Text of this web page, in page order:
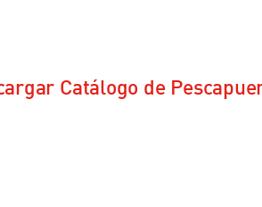
Catálogo de